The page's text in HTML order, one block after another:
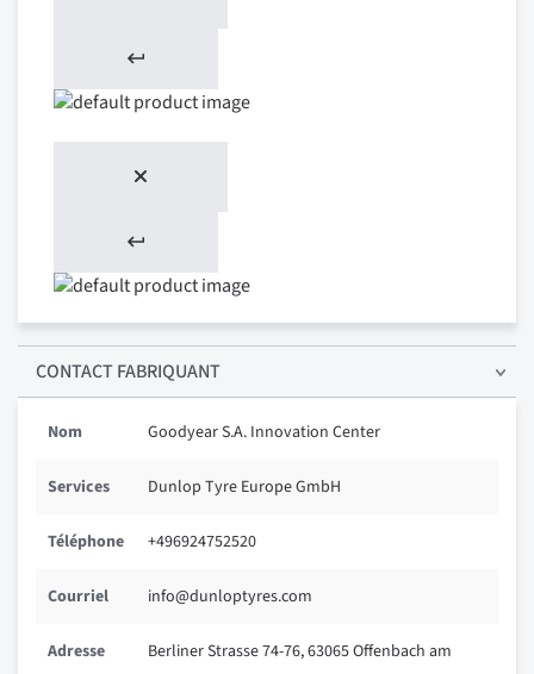
CONTACT FABRIQUANT
Nom Goodyear S.A. Innovation Center
Services Dunlop Tyre Europe GmbH
Téléphone +496924752520
Courriel info@dunloptyres.com
Adresse
Berliner Strasse 74-76, 63065 Offenbach am